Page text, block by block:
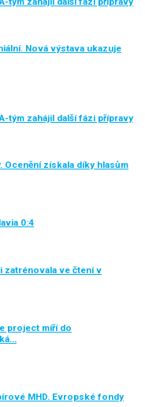
Nová výstava ukazuje
tým zahájil další fázi přípravy
Ocenění získala díky hlasům
0:4
zatrénovala ve čtení v
project míří do
MHD. Evropské fondy